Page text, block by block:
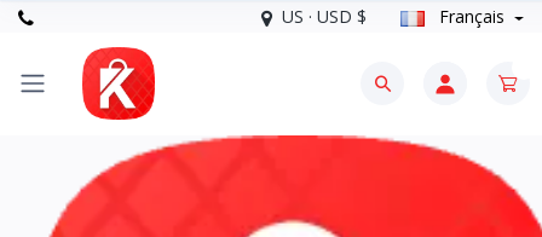
US · USD $ Français